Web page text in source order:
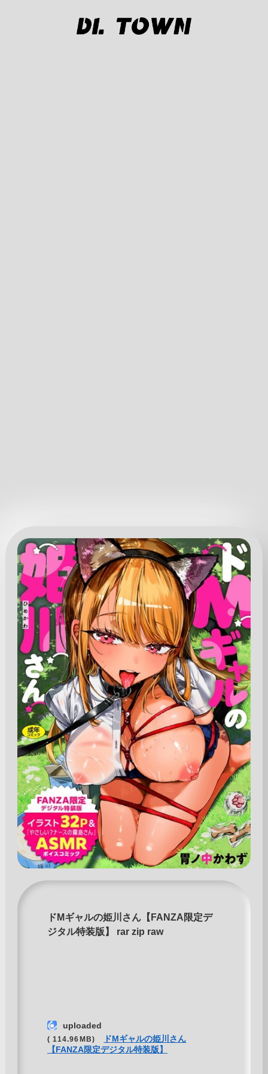
ドMギャルの姫川さん【FANZA限定デ
ジタル特装版】 rar zip raw
uploaded
( 114.96MB)
ドMギャルの姫川さん
【FANZA限定デジタル特装版】